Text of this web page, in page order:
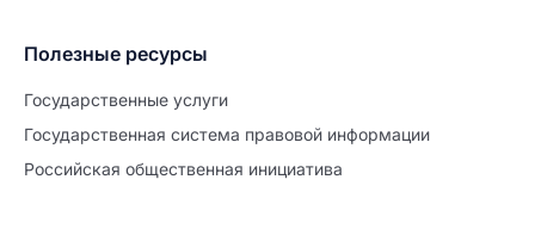
Полезные ресурсы
Государственные услуги
Государственная система правовой информации
Российская общественная инициатива
Продолжите заполнение
Расторжение брака
Уже заполнено
Шаг 0 из 15